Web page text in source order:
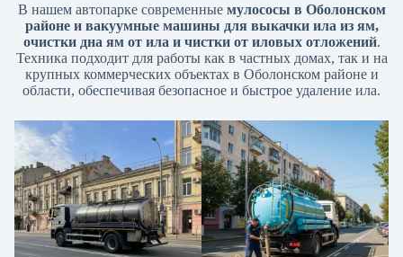
В нашем автопарке современные мулососы в Оболонском
районе и вакуумные машины для выкачки ила из ям,
очистки дна ям от ила и чистки от иловых отложений.
Техника подходит для работы как в частных домах, так и на
крупных коммерческих объектах в Оболонском районе и
области, обеспечивая безопасное и быстрое удаление ила.